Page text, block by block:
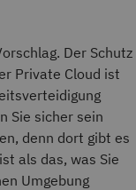
Der Schutz
Private Cloud ist
Sie sicher sein
denn dort gibt es
als das, was Sie
Umgebung